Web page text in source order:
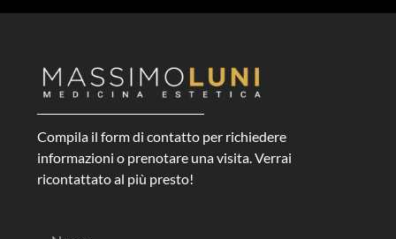
Compila il form di contatto per richiedere
informazioni o prenotare una visita. Verrai
ricontattato al più presto!